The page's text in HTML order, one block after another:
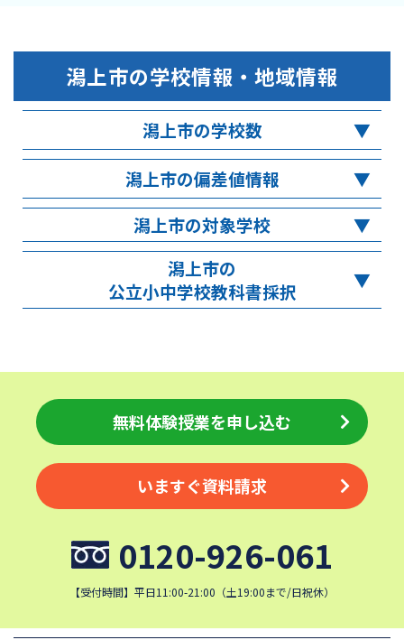
潟上市の学校情報・地域情報
潟上市の学校数
潟上市の偏差値情報
潟上市の対象学校
潟上市の
公立小中学校教科書採択
無料体験授業を申し込む
いますぐ資料請求
0120-926-061
【受付時間】平日11:00-21:00（土19:00まで/日祝休）